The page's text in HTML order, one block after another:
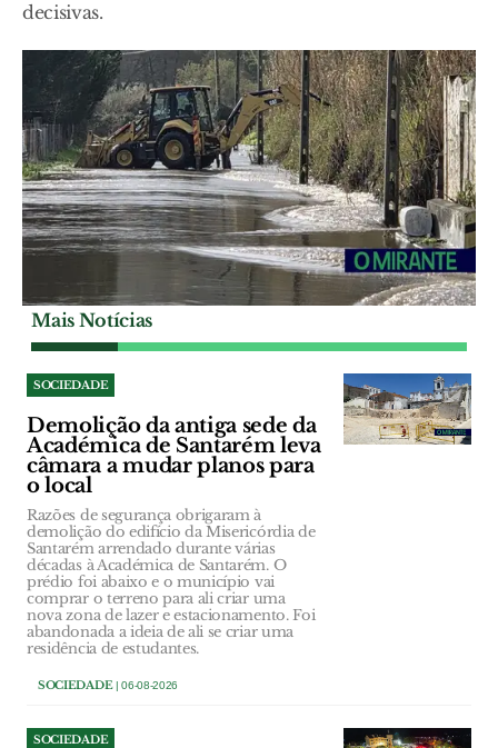
decisivas.
Mais Notícias
SOCIEDADE
Demolição da antiga sede da
Académica de Santarém leva
câmara a mudar planos para
o local
Razões de segurança obrigaram à
demolição do edifício da Misericórdia de
Santarém arrendado durante várias
décadas à Académica de Santarém. O
prédio foi abaixo e o município vai
comprar o terreno para ali criar uma
nova zona de lazer e estacionamento. Foi
abandonada a ideia de ali se criar uma
residência de estudantes.
SOCIEDADE| 06-08-2026
SOCIEDADE